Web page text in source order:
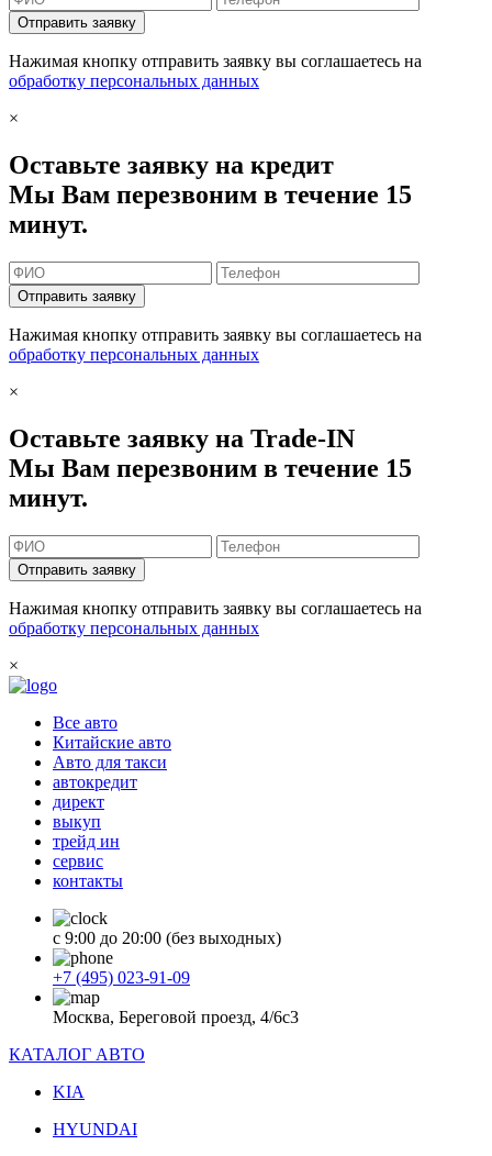
Отправить заявку
Нажимая кнопку отправить заявку вы соглашаетесь на
обработку персональных данных
×
Оставьте заявку на кредит
Мы Вам перезвоним в течение 15
минут.
Отправить заявку
Нажимая кнопку отправить заявку вы соглашаетесь на
обработку персональных данных
×
Оставьте заявку на Trade-IN
Мы Вам перезвоним в течение 15
минут.
Отправить заявку
Нажимая кнопку отправить заявку вы соглашаетесь на
обработку персональных данных
×
Все авто
Китайские авто
Авто для такси
автокредит
директ
выкуп
трейд ин
сервис
контакты
с 9:00 до 20:00 (без выходных)
+7 (495) 023-91-09
Москва, Береговой проезд, 4/6с3
КАТАЛОГ АВТО
KIA
HYUNDAI